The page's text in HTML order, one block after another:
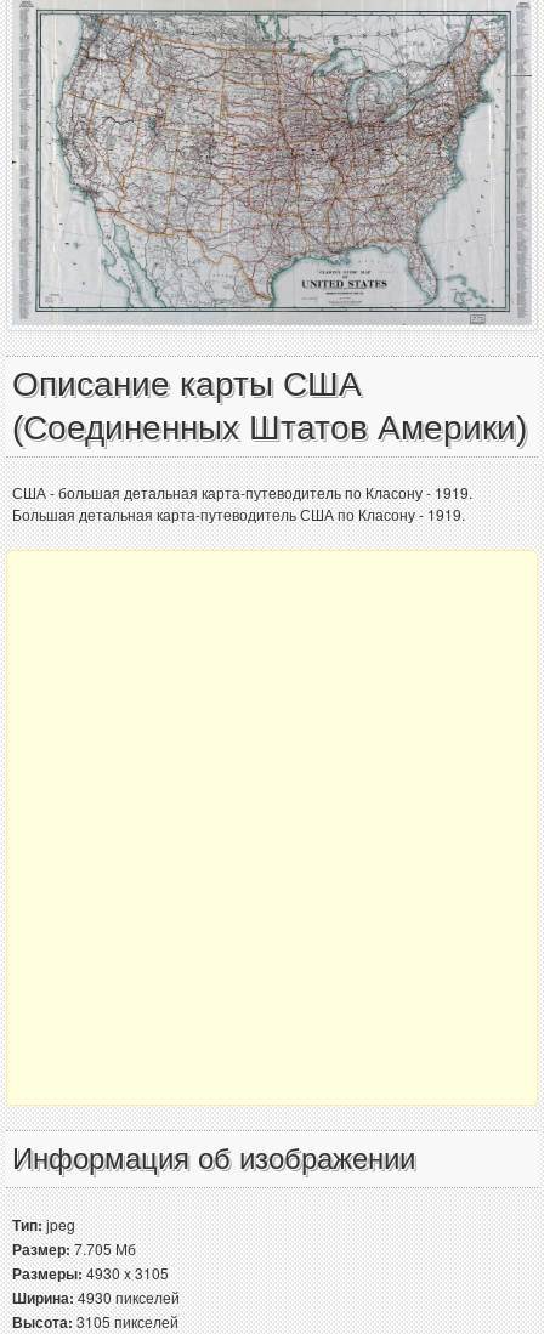
Описание карты США
(Соединенных Штатов Америки)
США - большая детальная карта-путеводитель по Класону - 1919.
Большая детальная карта-путеводитель США по Класону - 1919.
Информация об изображении
Тип:jpeg
Размер:7.705 Мб
Размеры:4930 x 3105
Ширина:4930 пикселей
Высота:3105 пикселей